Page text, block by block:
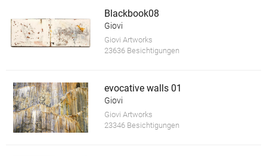
Blackbook08
Giovi
Giovi Artworks
23636 Besichtigungen
evocative walls 01
Giovi
Giovi Artworks
23346 Besichtigungen